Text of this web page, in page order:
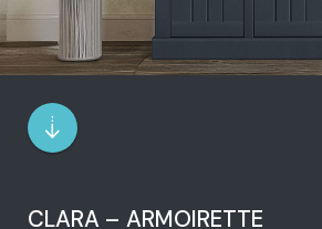
CLARA – ARMOIRETTE